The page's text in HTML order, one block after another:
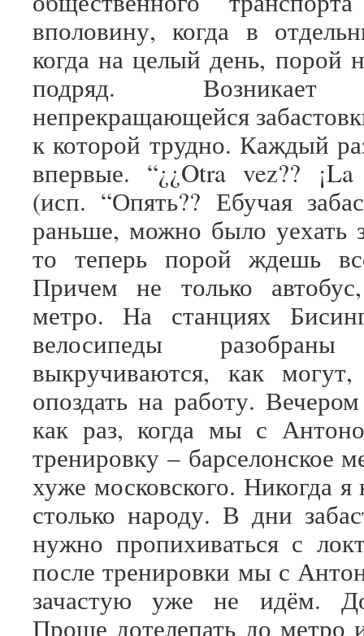
вполовину, когда в
когда на целый день, порой
подряд. Возникает
непрекращающейся
к которой трудно. Каждый
впервые. “¿¿Otra vez??
(исп. “Опять?? Ебучая
раньше, можно было уехать
то теперь порой ждешь
Причем не только
метро. На станциях
велосипеды
выкручиваются, как
опоздать на работу.
как раз, когда мы с
тренировку – барселонское
хуже московского. Никогда я
столько народу. В дни
нужно пропихиваться с
после тренировки мы с
зачастую уже не идём.
Проще дотелепать до метро